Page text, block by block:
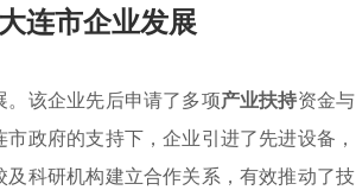
连市企业发展
。该企业先后申请了多项产业扶持资金与
政府的支持下，企业引进了先进设备，
科研机构建立合作关系，有效推动了技